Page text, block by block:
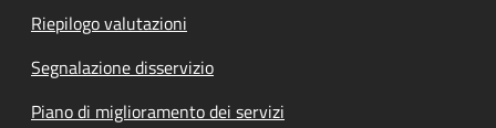
Riepilogo valutazioni
Segnalazione disservizio
Piano di miglioramento dei servizi